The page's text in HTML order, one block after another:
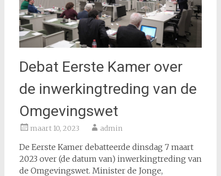
Debat Eerste Kamer over
de inwerkingtreding van de
Omgevingswet
maart 10, 2023 admin
De Eerste Kamer debatteerde dinsdag 7 maart
2023 over (de datum van) inwerkingtreding van
de Omgevingswet. Minister de Jonge,